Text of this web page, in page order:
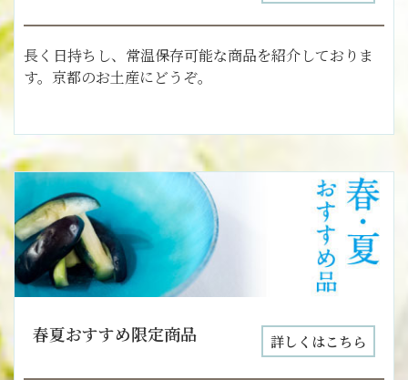
長く日持ちし、常温保存可能な商品を紹介しておりま
す。京都のお土産にどうぞ。
春夏おすすめ限定商品 詳しくはこちら